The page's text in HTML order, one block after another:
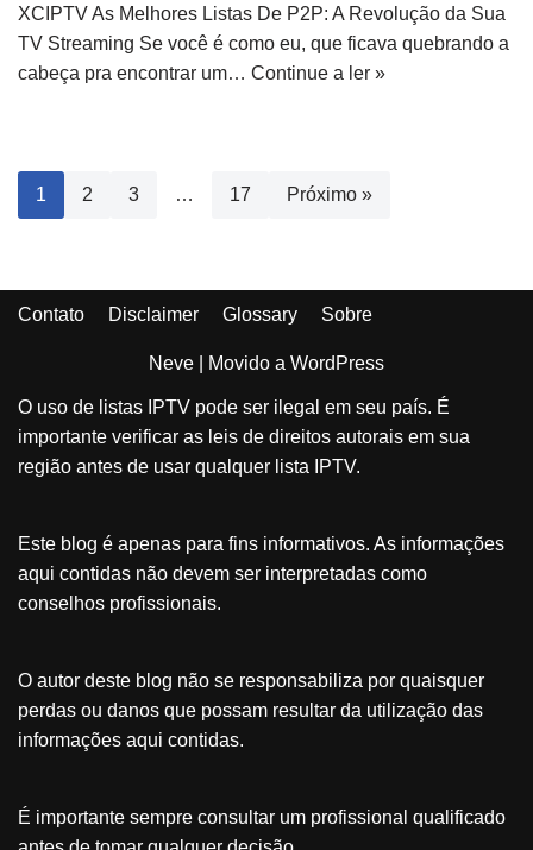
XCIPTV As Melhores Listas De P2P: A Revolução da Sua
TV Streaming Se você é como eu, que ficava quebrando a
cabeça pra encontrar um… Continue a ler »
1 2 3 … 17 Próximo »
Contato Disclaimer Glossary Sobre
Neve | Movido a WordPress
O uso de listas IPTV pode ser ilegal em seu país. É
importante verificar as leis de direitos autorais em sua
região antes de usar qualquer lista IPTV.
Este blog é apenas para fins informativos. As informações
aqui contidas não devem ser interpretadas como
conselhos profissionais.
O autor deste blog não se responsabiliza por quaisquer
perdas ou danos que possam resultar da utilização das
informações aqui contidas.
É importante sempre consultar um profissional qualificado